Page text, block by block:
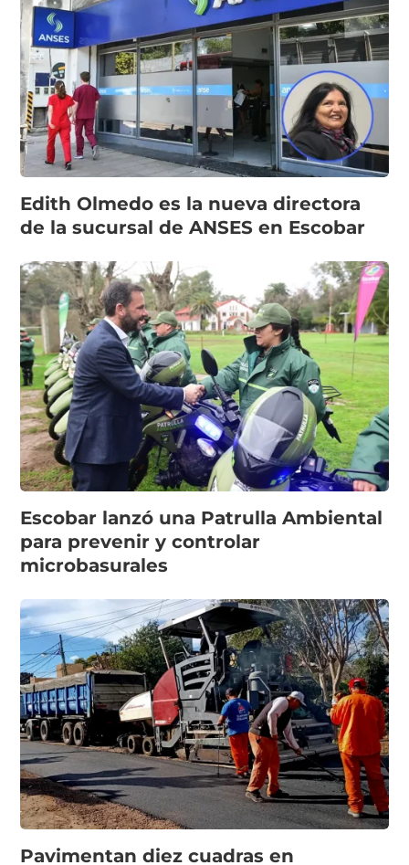
Edith Olmedo es la nueva directora
de la sucursal de ANSES en Escobar
Escobar lanzó una Patrulla Ambiental
para prevenir y controlar
microbasurales
Pavimentan diez cuadras en